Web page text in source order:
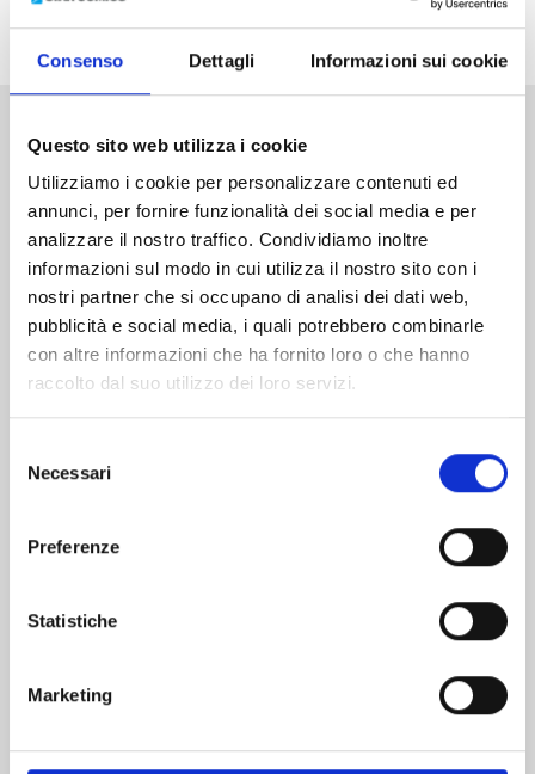
Consenso Dettagli Informazioni sui cookie
Questo sito web utilizza i cookie
Utilizziamo i cookie per personalizzare contenuti ed
annunci, per fornire funzionalità dei social media e per
analizzare il nostro traffico. Condividiamo inoltre
informazioni sul modo in cui utilizza il nostro sito con i
nostri partner che si occupano di analisi dei dati web,
pubblicità e social media, i quali potrebbero combinarle
con altre informazioni che ha fornito loro o che hanno
raccolto dal suo utilizzo dei loro servizi.
delNecessari
Preferenze
Statistiche
Marketing
Aria sulla quarta corda!
Altri volumi della serie
DETECTIVE CONAN NEW EDITION n. 74